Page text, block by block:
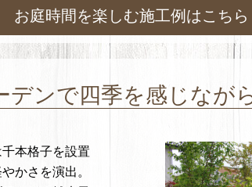
お庭時間を楽しむ施工例はこちら
デンで四季を感じなが
本格子を設置
かさを演出。